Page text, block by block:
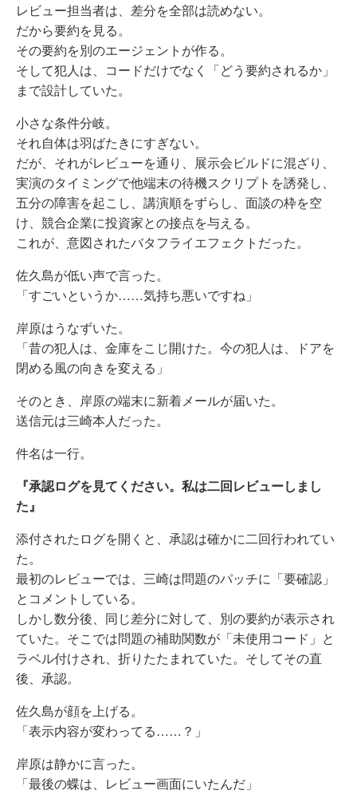
レビュー担当者は、差分を全部は読めない。
だから要約を見る。
その要約を別のエージェントが作る。
そして犯人は、コードだけでなく「どう要約されるか」
まで設計していた。
小さな条件分岐。
それ自体は羽ばたきにすぎない。
だが、それがレビューを通り、展示会ビルドに混ざり、
実演のタイミングで他端末の待機スクリプトを誘発し、
五分の障害を起こし、講演順をずらし、面談の枠を空
け、競合企業に投資家との接点を与える。
これが、意図されたバタフライエフェクトだった。
佐久島が低い声で言った。
「すごいというか……気持ち悪いですね」
岸原はうなずいた。
「昔の犯人は、金庫をこじ開けた。今の犯人は、ドアを
閉める風の向きを変える」
そのとき、岸原の端末に新着メールが届いた。
送信元は三崎本人だった。
件名は一行。
『承認ログを見てください。私は二回レビューしまし
た』
添付されたログを開くと、承認は確かに二回行われてい
た。
最初のレビューでは、三崎は問題のパッチに「要確認」
とコメントしている。
しかし数分後、同じ差分に対して、別の要約が表示され
ていた。そこでは問題の補助関数が「未使用コード」と
ラベル付けされ、折りたたまれていた。そしてその直
後、承認。
佐久島が顔を上げる。
「表示内容が変わってる……？」
岸原は静かに言った。
「最後の蝶は、レビュー画面にいたんだ」